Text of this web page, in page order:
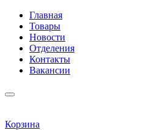
Главная
Товары
Новости
Отделения
Контакты
Вакансии
Корзина